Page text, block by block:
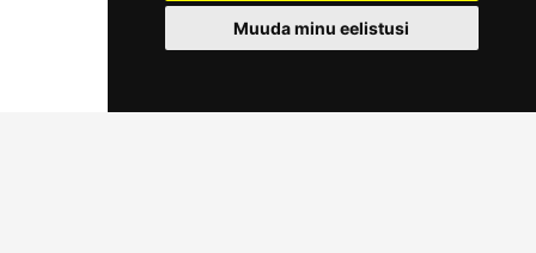
Muuda minu eelistusi